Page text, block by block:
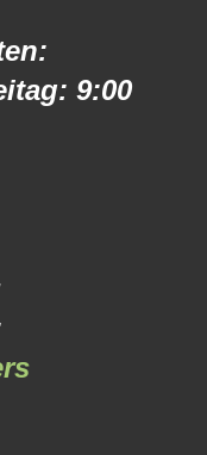
9:00